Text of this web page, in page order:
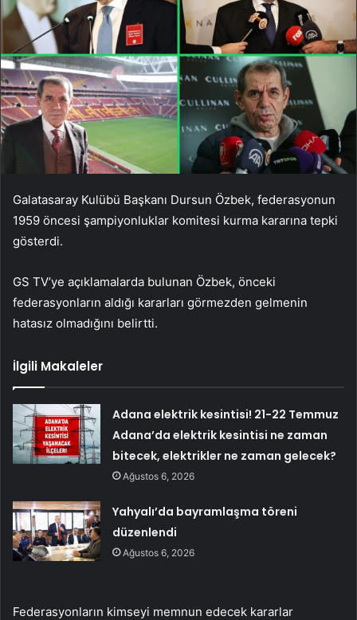
Galatasaray Kulübü Başkanı Dursun Özbek, federasyonun
1959 öncesi şampiyonluklar komitesi kurma kararına tepki
gösterdi.
GS TV’ye açıklamalarda bulunan Özbek, önceki
federasyonların aldığı kararları görmezden gelmenin
hatasız olmadığını belirtti.
İlgili Makaleler
Adana elektrik kesintisi! 21-22 Temmuz
Adana’da elektrik kesintisi ne zaman
bitecek, elektrikler ne zaman gelecek?
Ağustos 6, 2026
Yahyalı’da bayramlaşma töreni
düzenlendi
Ağustos 6, 2026
Federasyonların kimseyi memnun edecek kararlar